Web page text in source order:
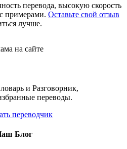
перевода, высокую скорость
примерами. Оставьте свой отзыв
лучше.
на сайте
и Разговорник,
переводы.
Блог